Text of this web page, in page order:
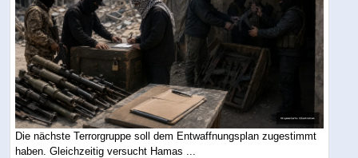
Die nächste Terrorgruppe soll dem Entwaffnungsplan zugestimmt
haben. Gleichzeitig versucht Hamas ...